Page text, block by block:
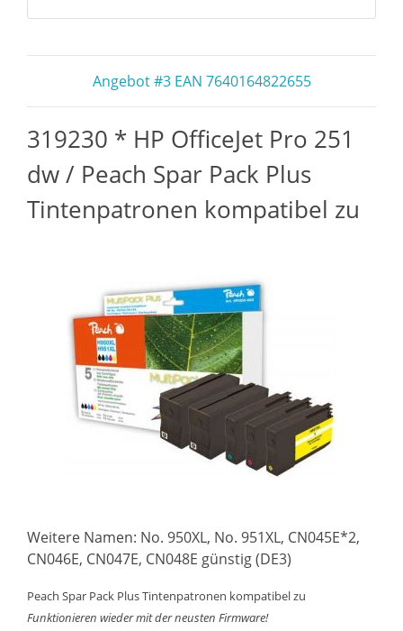
Angebot #3 EAN 7640164822655
319230 * HP OfficeJet Pro 251
dw / Peach Spar Pack Plus
Tintenpatronen kompatibel zu
Weitere Namen: No. 950XL, No. 951XL, CN045E*2,
CN046E, CN047E, CN048E günstig (DE3)
Peach Spar Pack Plus Tintenpatronen kompatibel zu
Funktionieren wieder mit der neusten Firmware!